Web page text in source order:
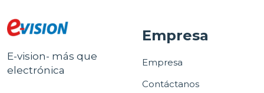
E-vision- más que
electrónica
Empresa
Empresa
Contáctanos